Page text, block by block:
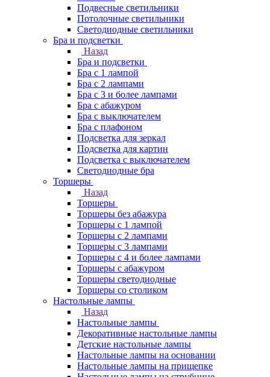
Подвесные светильники
Потолочные светильники
Светодиодные светильники
Бра и подсветки
Назад
Бра и подсветки
Бра с 1 лампой
Бра с 2 лампами
Бра с 3 и более лампами
Бра с абажуром
Бра с выключателем
Бра с плафоном
Подсветка для зеркал
Подсветка для картин
Подсветка с выключателем
Светодиодные бра
Торшеры
Назад
Торшеры
Торшеры без абажура
Торшеры с 1 лампой
Торшеры с 2 лампами
Торшеры с 3 лампами
Торшеры с 4 и более лампами
Торшеры с абажуром
Торшеры светодиодные
Торшеры со столиком
Настольные лампы
Назад
Настольные лампы
Декоративные настольные лампы
Детские настольные лампы
Настольные лампы на основании
Настольные лампы на прищепке